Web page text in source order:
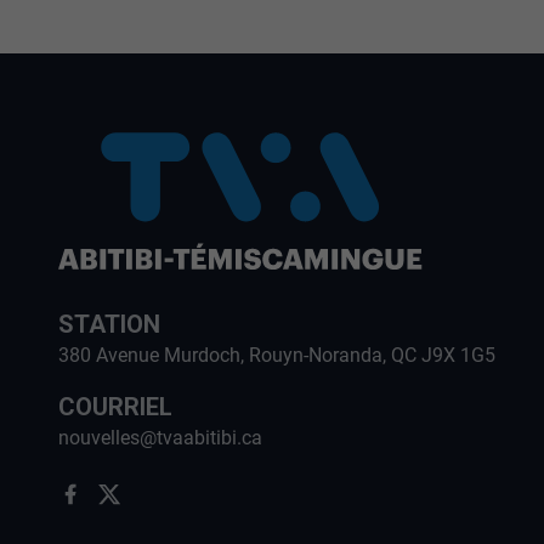
STATION
380 Avenue Murdoch, Rouyn-Noranda, QC J9X 1G5
COURRIEL
nouvelles@tvaabitibi.ca